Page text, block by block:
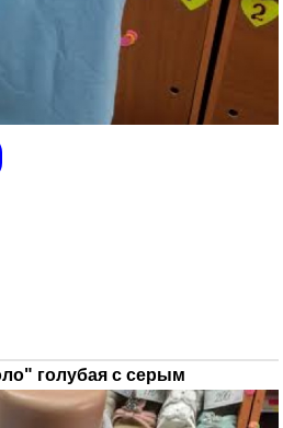
голубая с серым